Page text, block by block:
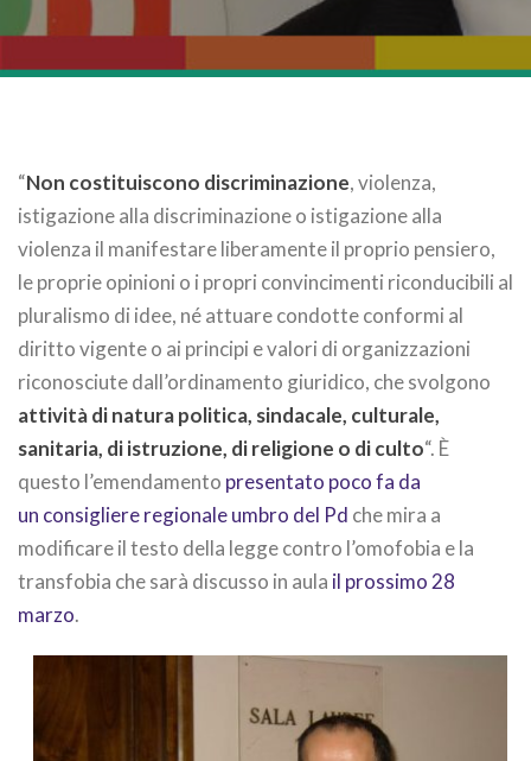
“Non costituiscono discriminazione, violenza,
istigazione alla discriminazione o istigazione alla
violenza il manifestare liberamente il proprio pensiero,
le proprie opinioni o i propri convincimenti riconducibili al
pluralismo di idee, né attuare condotte conformi al
diritto vigente o ai principi e valori di organizzazioni
riconosciute dall’ordinamento giuridico, che svolgono
attività di natura politica, sindacale, culturale,
sanitaria, di istruzione, di religione o di culto“. È
questo l’emendamento presentato poco fa da
un consigliere regionale umbro del Pd che mira a
modificare il testo della legge contro l’omofobia e la
transfobia che sarà discusso in aula il prossimo 28
marzo.